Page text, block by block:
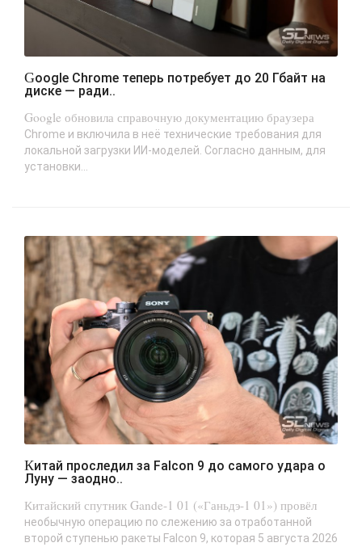
Google Chrome теперь потребует до 20 Гбайт на
диске — ради..
Google обновила справочную документацию браузера
Chrome и включила в неё технические требования для
локальной загрузки ИИ-моделей. Согласно данным, для
установки...
Китай проследил за Falcon 9 до самого удара о
Луну — заодно..
Китайский спутник Gande-1 01 («Ганьдэ-1 01») провёл
необычную операцию по слежению за отработанной
второй ступенью ракеты Falcon 9, которая 5 августа 2026